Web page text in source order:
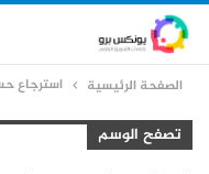
الصفحة الرئيسية استرجاع
تصفح الوسم